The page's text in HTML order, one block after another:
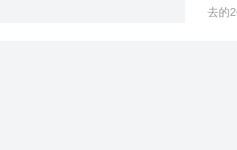
去的